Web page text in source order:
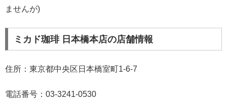
ませんが)
ミカド珈琲 日本橋本店の店舗情報
住所：東京都中央区日本橋室町1-6-7
電話番号：03-3241-0530